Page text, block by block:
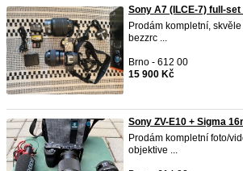
Sony A7 (ILCE-7) full-set
Prodám kompletní,
bezzrc ...
Brno - 612 00
15 900 Kč
Sony ZV-E10 + Sigma
Prodám kompletní foto/
objektive ...